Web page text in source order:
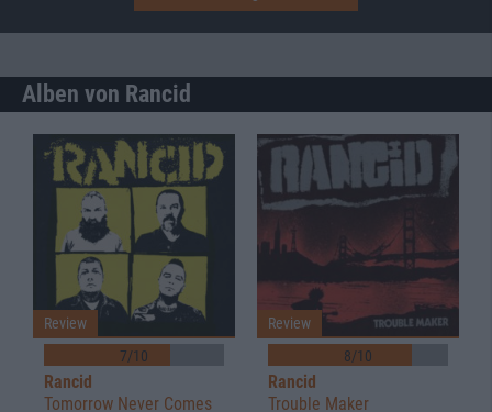
Alben von Rancid
7/10
Review
Rancid
Tomorrow Never Comes
8/10
Review
Rancid
Trouble Maker